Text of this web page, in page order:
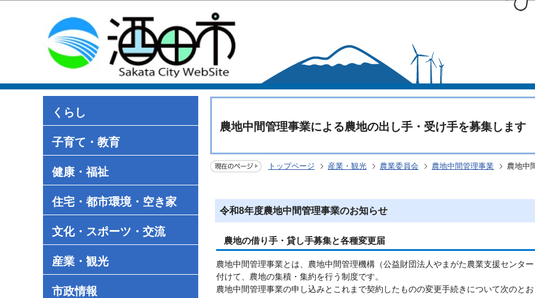
くらし
子育て・教育
健康・福祉
住宅・都市環境・空き家
文化・スポーツ・交流
産業・観光
市政情報
農地中間管理事業による農地の出し手・受け手を募集します
トップページ 産業・観光 農業委員会 農地中間管理事業 農地中
令和8年度農地中間管理事業のお知らせ
農地の借り手・貸し手募集と各種変更届
農地中間管理事業とは、農地中間管理機構（公益財団法人やまがた農業支援センタ
付けて、農地の集積・集約を行う制度です。
農地中間管理事業の申し込みとこれまで契約したものの変更手続きについて次のとお